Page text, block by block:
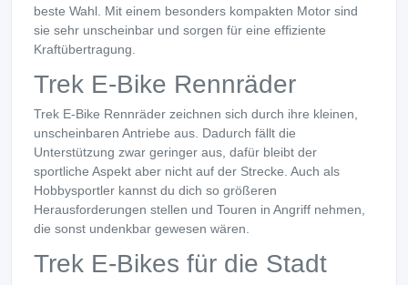
beste Wahl. Mit einem besonders kompakten Motor sind
sie sehr unscheinbar und sorgen für eine effiziente
Kraftübertragung.
Trek E-Bike Rennräder
Trek E-Bike Rennräder zeichnen sich durch ihre kleinen,
unscheinbaren Antriebe aus. Dadurch fällt die
Unterstützung zwar geringer aus, dafür bleibt der
sportliche Aspekt aber nicht auf der Strecke. Auch als
Hobbysportler kannst du dich so größeren
Herausforderungen stellen und Touren in Angriff nehmen,
die sonst undenkbar gewesen wären.
Trek E-Bikes für die Stadt